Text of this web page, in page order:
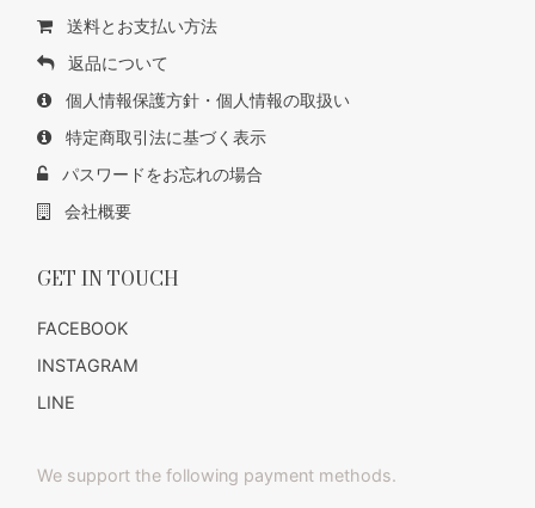
送料とお支払い方法
返品について
個人情報保護方針・個人情報の取扱い
特定商取引法に基づく表示
パスワードをお忘れの場合
会社概要
GET IN TOUCH
FACEBOOK
INSTAGRAM
LINE
We support the following payment methods.